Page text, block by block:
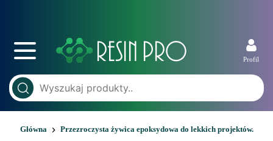
Profil
Główna Przezroczysta żywica epoksydowa do lekkich projektów.